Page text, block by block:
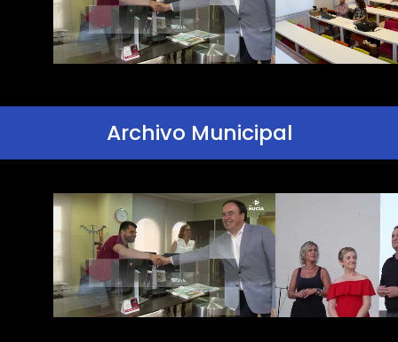
Archivo Municipal